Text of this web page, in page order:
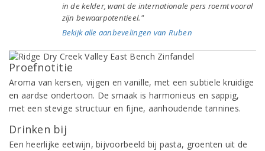
in de kelder, want de internationale pers roemt vooral
zijn bewaarpotentieel."
Bekijk alle aanbevelingen van Ruben
Proefnotitie
Aroma van kersen, vijgen en vanille, met een subtiele kruidige
en aardse ondertoon. De smaak is harmonieus en sappig,
met een stevige structuur en fijne, aanhoudende tannines.
Drinken bij
Een heerlijke eetwijn, bijvoorbeeld bij pasta, groenten uit de